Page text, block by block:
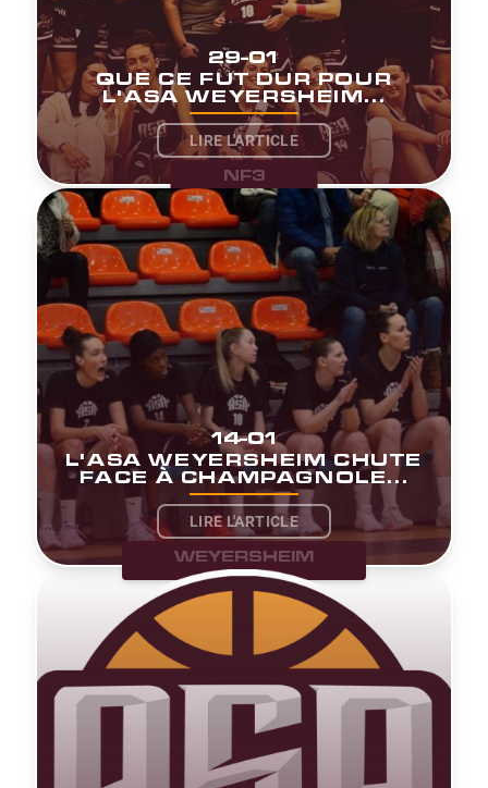
29-01
QUE CE FUT DUR POUR
L'ASA WEYERSHEIM...
LIRE L'ARTICLE
NF3
14-01
L'ASA WEYERSHEIM CHUTE
FACE À CHAMPAGNOLE...
LIRE L'ARTICLE
WEYERSHEIM